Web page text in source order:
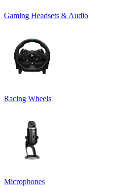
Gaming Headsets & Audio
Racing Wheels
Microphones